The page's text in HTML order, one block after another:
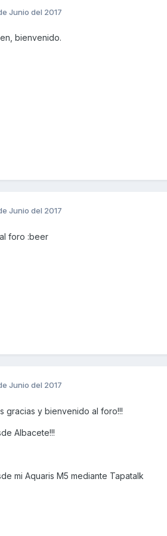
Junio del 2017
bienvenido.
Junio del 2017
foro :beer
Junio del 2017
gracias y bienvenido al foro!!!
Albacete!!!
mi Aquaris M5 mediante Tapatalk